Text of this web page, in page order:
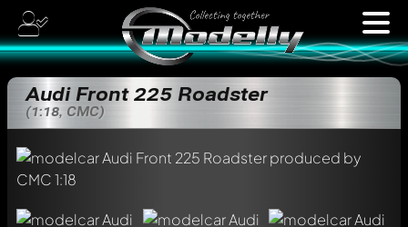
Audi Front 225 Roadster
(1:18, CMC)